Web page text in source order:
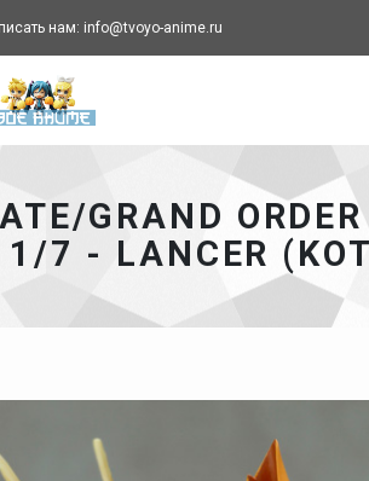
нам: info@tvoyo-anime.ru
GRAND
7 - LANCER